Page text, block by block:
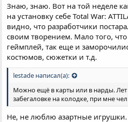
Знаю, знаю. Вот на той неделе
на установку себе Total War:
видно, что разработчики
своим творением. Мало того,
геймплей, так еще и
костюмов, сюжетки и т.д.
lestade написал(а):
Можно ещё в карты или в нарды. Лет
забегаловке на колодке, при мне
Не, не люблю азартные